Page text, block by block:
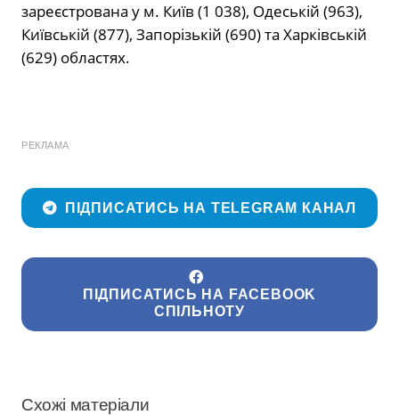
зареєстрована у м. Київ (1 038), Одеській (963),
Київській (877), Запорізькій (690) та Харківській
(629) областях.
РЕКЛАМА
ПІДПИСАТИСЬ НА TELEGRAM КАНАЛ
ПІДПИСАТИСЬ НА FACEBOOK
СПІЛЬНОТУ
Схожі матеріали